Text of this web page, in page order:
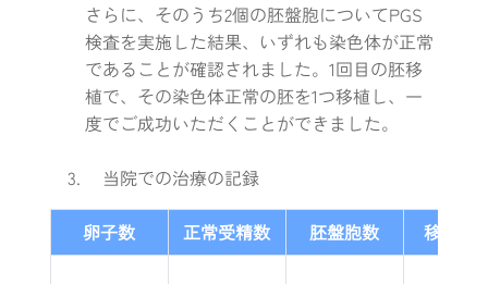
さらに、そのうち2個の胚盤胞についてPGS
検査を実施した結果、いずれも染色体が正常
であることが確認されました。1回目の胚移
植で、その染色体正常の胚を1つ移植し、一
度でご成功いただくことができました。
当院での治療の記録
卵子数 正常受精数 胚盤胞数 移植し